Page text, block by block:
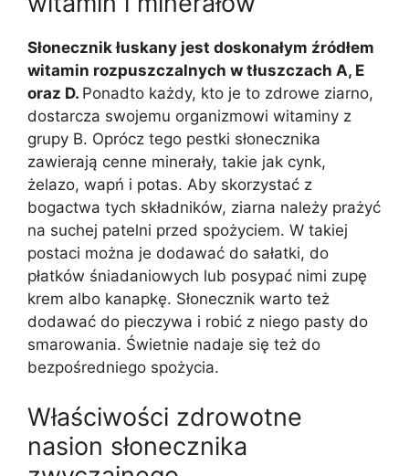
Słonecznik łuskany jest doskonałym źródłem
witamin rozpuszczalnych w tłuszczach A, E
oraz D. Ponadto każdy, kto je to zdrowe ziarno,
dostarcza swojemu organizmowi witaminy z
grupy B. Oprócz tego pestki słonecznika
zawierają cenne minerały, takie jak cynk,
żelazo, wapń i potas. Aby skorzystać z
bogactwa tych składników, ziarna należy prażyć
na suchej patelni przed spożyciem. W takiej
postaci można je dodawać do sałatki, do
płatków śniadaniowych lub posypać nimi zupę
krem albo kanapkę. Słonecznik warto też
dodawać do pieczywa i robić z niego pasty do
smarowania. Świetnie nadaje się też do
bezpośredniego spożycia.
Właściwości zdrowotne
nasion słonecznika